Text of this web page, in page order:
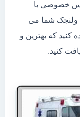
خصوصی با
ولنجک شما می
کنید که بهترین و
کنید.